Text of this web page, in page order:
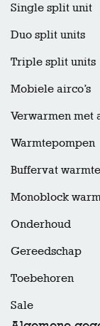
Single split unit
Duo split units
Triple split units
Mobiele airco’s
Verwarmen met
Warmtepompen
Buffervat
Monoblock
Onderhoud
Gereedschap
Toebehoren
Sale